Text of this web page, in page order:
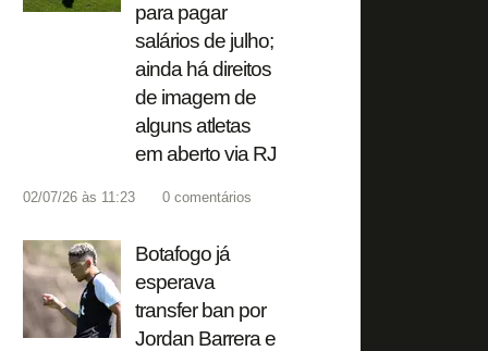
para pagar
salários de julho;
ainda há direitos
de imagem de
alguns atletas
em aberto via RJ
02/07/26 às 11:23 0 comentários
Botafogo já
esperava
transfer ban por
Jordan Barrera e